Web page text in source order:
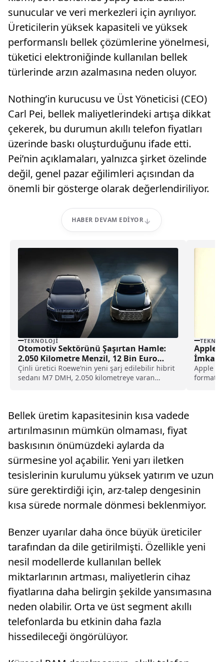
sunucular ve veri merkezleri için ayrılıyor.
Üreticilerin yüksek kapasiteli ve yüksek
performanslı bellek çözümlerine yönelmesi,
tüketici elektroniğinde kullanılan bellek
türlerinde arzın azalmasına neden oluyor.
Nothing’in kurucusu ve Üst Yöneticisi (CEO)
Carl Pei, bellek maliyetlerindeki artışa dikkat
çekerek, bu durumun akıllı telefon fiyatları
üzerinde baskı oluşturduğunu ifade etti.
Pei’nin açıklamaları, yalnızca şirket özelinde
değil, genel pazar eğilimleri açısından da
önemli bir gösterge olarak değerlendiriliyor.
HABER DEVAM EDIYOR
TEKNOLOJI
Otomotiv Sektörünü Şaşırtan Hamle:
2.050 Kilometre Menzil, 12 Bin Euro
Fiyat
Çinli üretici Roewe’nin yeni şarj edilebilir hibrit
sedanı M7 DMH, 2.050 kilometreye varan
Apple
Apple
Bellek üretim kapasitesinin kısa vadede
artırılmasının mümkün olmaması, fiyat
baskısının önümüzdeki aylarda da
sürmesine yol açabilir. Yeni yarı iletken
tesislerinin kurulumu yüksek yatırım ve uzun
süre gerektirdiği için, arz-talep dengesinin
kısa sürede normale dönmesi beklenmiyor.
Benzer uyarılar daha önce büyük üreticiler
tarafından da dile getirilmişti. Özellikle yeni
nesil modellerde kullanılan bellek
miktarlarının artması, maliyetlerin cihaz
fiyatlarına daha belirgin şekilde yansımasına
neden olabilir. Orta ve üst segment akıllı
telefonlarda bu etkinin daha fazla
hissedileceği öngörülüyor.